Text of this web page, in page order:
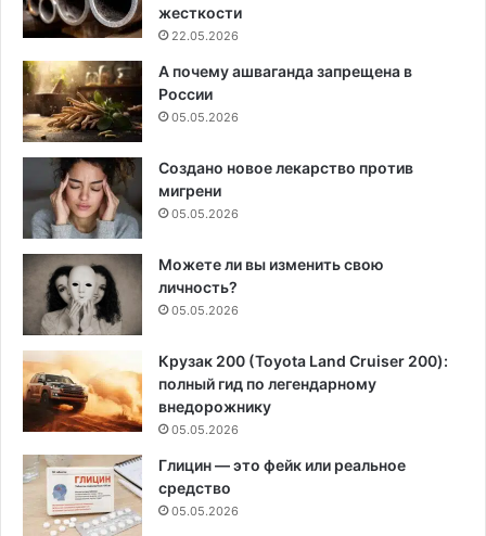
жесткости
22.05.2026
А почему ашваганда запрещена в
России
05.05.2026
Создано новое лекарство против
мигрени
05.05.2026
Можете ли вы изменить свою
личность?
05.05.2026
Крузак 200 (Toyota Land Cruiser 200):
полный гид по легендарному
внедорожнику
05.05.2026
Глицин — это фейк или реальное
средство
05.05.2026